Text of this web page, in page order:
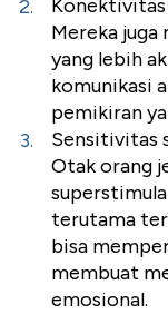
Mereka
yang lebih
komunikasi
pemikiran
Sensitivitas
Otak orang
terutama
bisa
membuat
emosional.